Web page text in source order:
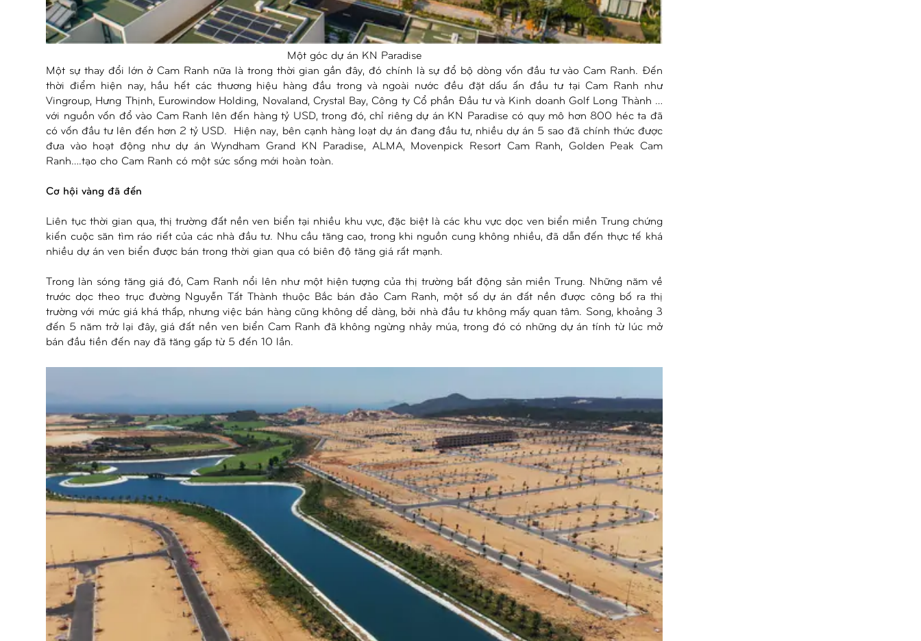
Một góc dự án KN Paradise
Một sự thay đổi lớn ở Cam Ranh nữa là trong thời gian gần đây, đó chính là sự đổ bộ dòng vốn đầu tư vào Cam Ranh. Đến
thời điểm hiện nay, hầu hết các thương hiệu hàng đầu trong và ngoài nước đều đặt dấu ấn đầu tư tại Cam Ranh như
Vingroup, Hưng Thịnh, Eurowindow Holding, Novaland, Crystal Bay, Công ty Cổ phần Đầu tư và Kinh doanh Golf Long Thành …
với nguồn vốn đổ vào Cam Ranh lên đến hàng tỷ USD, trong đó, chỉ riêng dự án KN Paradise có quy mô hơn 800 héc ta đã
có vốn đầu tư lên đến hơn 2 tỷ USD. Hiện nay, bên cạnh hàng loạt dự án đang đầu tư, nhiều dự án 5 sao đã chính thức được
đưa vào hoạt động như dự án Wyndham Grand KN Paradise, ALMA, Movenpick Resort Cam Ranh, Golden Peak Cam
Ranh….tạo cho Cam Ranh có một sức sống mới hoàn toàn.
Cơ hội vàng đã đến
Liên tục thời gian qua, thị trường đất nền ven biển tại nhiều khu vực, đặc biệt là các khu vực dọc ven biển miền Trung chứng
kiến cuộc săn tìm ráo riết của các nhà đầu tư. Nhu cầu tăng cao, trong khi nguồn cung không nhiều, đã dẫn đến thực tế khá
nhiều dự án ven biển được bán trong thời gian qua có biên độ tăng giá rất mạnh.
Trong làn sóng tăng giá đó, Cam Ranh nổi lên như một hiện tượng của thị trường bất động sản miền Trung. Những năm về
trước dọc theo trục đường Nguyễn Tất Thành thuộc Bắc bán đảo Cam Ranh, một số dự án đất nền được công bố ra thị
trường với mức giá khá thấp, nhưng việc bán hàng cũng không dể dàng, bởi nhà đầu tư không mấy quan tâm. Song, khoảng 3
đến 5 năm trở lại đây, giá đất nền ven biển Cam Ranh đã không ngừng nhảy múa, trong đó có những dự án tính từ lúc mở
bán đầu tiền đến nay đã tăng gấp từ 5 đến 10 lần.